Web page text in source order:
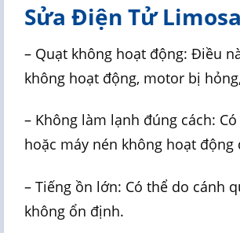
Sửa Điện Tử
– Quạt không hoạt động: Điều
không hoạt động, motor bị
– Không làm lạnh đúng cách:
hoặc máy nén không hoạt động
– Tiếng ồn lớn: Có thể do cánh
không ổn định.